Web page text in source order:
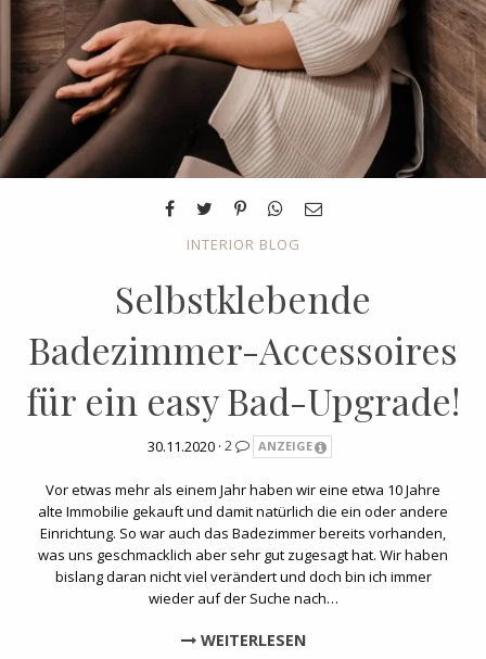
INTERIOR BLOG
Selbstklebende
Badezimmer-Accessoires
für ein easy Bad-Upgrade!
30.11.2020 · 2 ANZEIGE
Vor etwas mehr als einem Jahr haben wir eine etwa 10 Jahre
alte Immobilie gekauft und damit natürlich die ein oder andere
Einrichtung. So war auch das Badezimmer bereits vorhanden,
was uns geschmacklich aber sehr gut zugesagt hat. Wir haben
bislang daran nicht viel verändert und doch bin ich immer
wieder auf der Suche nach…
WEITERLESEN